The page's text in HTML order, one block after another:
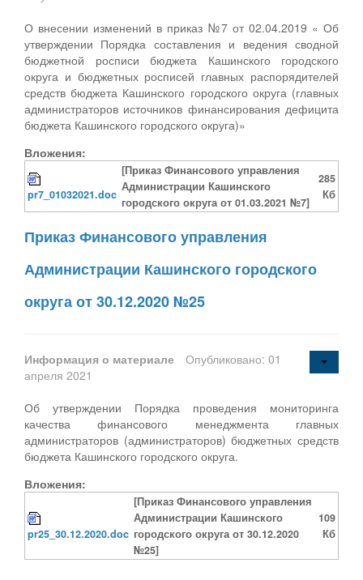
О внесении изменений в приказ №7 от 02.04.2019 « Об
утверждении Порядка составления и ведения сводной
бюджетной росписи бюджета Кашинского городского
округа и бюджетных росписей главных распорядителей
средств бюджета Кашинского городского округа (главных
администраторов источников финансирования дефицита
бюджета Кашинского городского округа)»
Вложения:
pr7_01032021.doc
[Приказ Финансового управления
Администрации Кашинского
городского округа от 01.03.2021 №7]
285
Кб
Приказ Финансового управления
Администрации Кашинского городского
округа от 30.12.2020 №25
Информация о материале
Опубликовано: 01
апреля 2021
Об утверждении Порядка проведения мониторинга
качества финансового менеджмента главных
администраторов (администраторов) бюджетных средств
бюджета Кашинского городского округа.
Вложения:
pr25_30.12.2020.doc
[Приказ Финансового управления
Администрации Кашинского
городского округа от 30.12.2020
№25]
109
Кб